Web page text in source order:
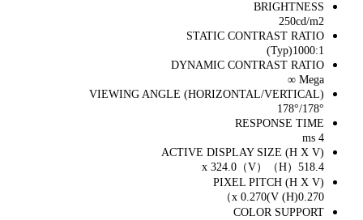
BRIGHTNESS
250cd/m2
STATIC CONTRAST RATIO
1000:1(Typ)
DYNAMIC CONTRAST RATIO
Mega ∞
VIEWING ANGLE (HORIZONTAL/VERTICAL)
178°/178°
RESPONSE TIME
4 ms
ACTIVE DISPLAY SIZE (H X V)
518.4（H）x 324.0（V）
PIXEL PITCH (H X V)
0.270(H) x 0.270(V）
COLOR SUPPORT